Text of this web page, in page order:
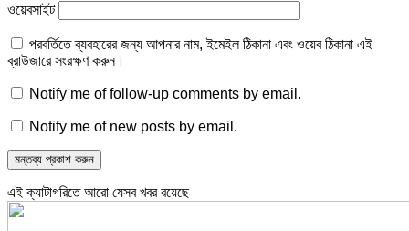
ওয়েবসাইট
পরবর্তিতে ব্যবহারের জন্য আপনার নাম, ইমেইল ঠিকানা এবং ওয়েব ঠিকানা এই
ব্রাউজারে সংরক্ষণ করুন।
Notify me of follow-up comments by email.
Notify me of new posts by email.
এই ক্যাটাগরিতে আরো যেসব খবর রয়েছে